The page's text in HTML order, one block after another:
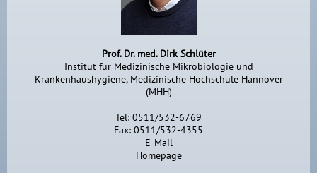
Prof. Dr. med. Dirk Schlüter
Institut für Medizinische Mikrobiologie und
Krankenhaushygiene, Medizinische Hochschule Hannover
(MHH)
Tel: 0511/532-6769
Fax: 0511/532-4355
E-Mail
Homepage